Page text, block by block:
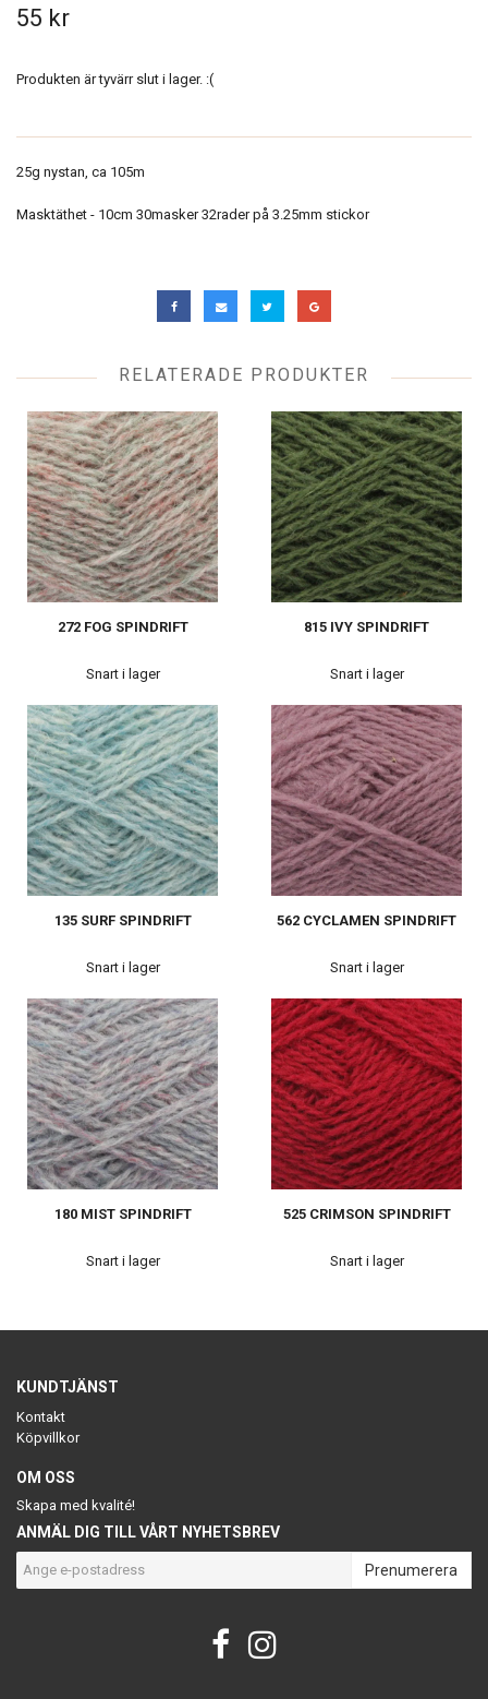
55 kr
Produkten är tyvärr slut i lager. :(
25g nystan, ca 105m
Masktäthet - 10cm 30masker 32rader på 3.25mm stickor
RELATERADE PRODUKTER
272 FOG SPINDRIFT
Snart i lager
815 IVY SPINDRIFT
Snart i lager
135 SURF SPINDRIFT
Snart i lager
562 CYCLAMEN SPINDRIFT
Snart i lager
180 MIST SPINDRIFT
Snart i lager
525 CRIMSON SPINDRIFT
Snart i lager
KUNDTJÄNST
Kontakt
Köpvillkor
OM OSS
Skapa med kvalité!
ANMÄL DIG TILL VÅRT NYHETSBREV
Prenumerera